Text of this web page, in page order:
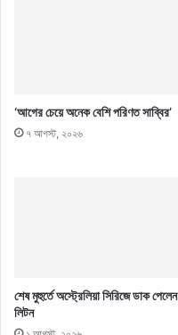
‘আগের চেয়ে অনেক বেশি পরিণত সাব্বির’
৭ আগস্ট, ২০২৬
শেষ মুহুর্তে অস্ট্রেলিয়া সিরিজে ডাক পেলেন
লিটন